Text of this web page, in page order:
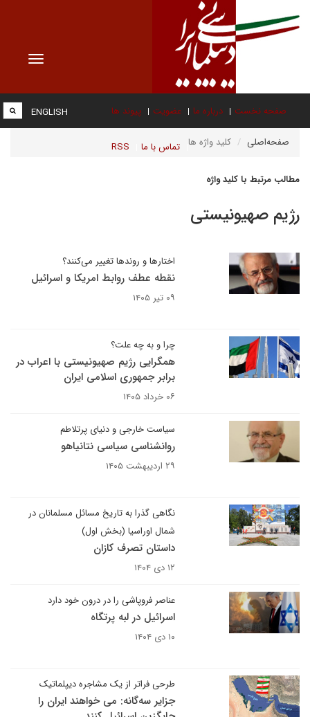
Toggle
صفحه نخست درباره ما عضویت پیوند ها
تماس با ما RSS
ENGLISH
صفحه‌اصلی کلید واژه ها
مطالب مرتبط با کلید واژه
رژیم صهیونیستی
اختارها و روندها تغییر می‌کنند؟
نقطه عطف روابط امریکا و اسرائیل
۰۹ تیر ۱۴۰۵
چرا و به چه علت؟
همگرایی رژیم صهیونیستی با اعراب در
برابر جمهوری اسلامی ایران
۰۶ خرداد ۱۴۰۵
سیاست خارجی و دنیای پرتلاطم
روانشناسی سیاسی نتانیاهو
۲۹ اردیبهشت ۱۴۰۵
نگاهی گذرا به تاریخ مسائل مسلمانان در
شمال اوراسیا (بخش اول)
داستان تصرف کازان
۱۲ دی ۱۴۰۴
عناصر فروپاشی را در درون خود دارد
اسرائیل در لبه پرتگاه
۱۰ دی ۱۴۰۴
طرحی فراتر از یک مشاجره دیپلماتیک
جزایر سه‌گانه: می خواهند ایران را